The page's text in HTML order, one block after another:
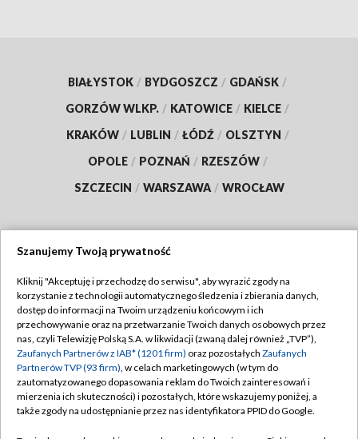
BIAŁYSTOK / BYDGOSZCZ / GDAŃSK /
GORZÓW WLKP. / KATOWICE / KIELCE /
KRAKÓW / LUBLIN / ŁÓDŹ / OLSZTYN /
OPOLE / POZNAŃ / RZESZÓW /
SZCZECIN / WARSZAWA / WROCŁAW
TVP
Abonament TVP
Emisja w TVP
Centrum informacji TVP
Naziemna Telewizja Cyfrowa
Regulamin TVP
Polityka prywatności
Moje zgody
Pomoc
Szanujemy Twoją prywatność
Kliknij "Akceptuję i przechodzę do serwisu", aby wyrazić zgody na
korzystanie z technologii automatycznego śledzenia i zbierania danych,
dostęp do informacji na Twoim urządzeniu końcowym i ich
przechowywanie oraz na przetwarzanie Twoich danych osobowych przez
nas, czyli Telewizję Polską S.A. w likwidacji (zwaną dalej również „TVP”),
Zaufanych Partnerów z IAB* (1201 firm) oraz pozostałych Zaufanych
Partnerów TVP (93 firm), w celach marketingowych (w tym do
zautomatyzowanego dopasowania reklam do Twoich zainteresowań i
mierzenia ich skuteczności) i pozostałych, które wskazujemy poniżej, a
także zgody na udostępnianie przez nas identyfikatora PPID do Google.